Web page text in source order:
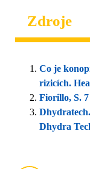
Zdroje
Co je
rizicích.
Fiorillo, S.
Dhydra